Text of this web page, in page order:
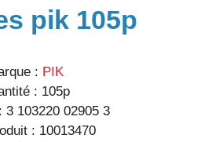
pik 105p
: PIK
: 105p
3 103220 02905 3
: 10013470